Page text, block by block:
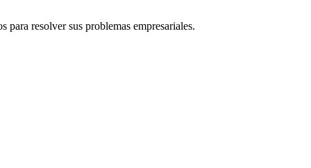
para resolver sus problemas empresariales.